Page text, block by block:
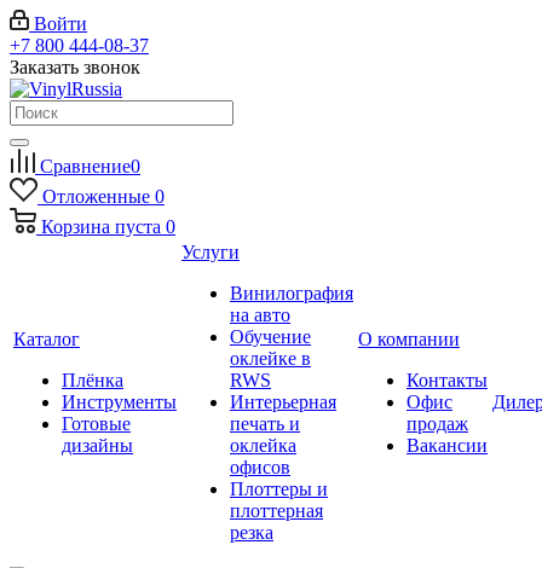
Войти
+7 800 444-08-37
Заказать звонок
Сравнение0
Отложенные 0
Корзина пуста 0
Каталог
Плёнка
Инструменты
Готовые
дизайны
Услуги
Винилография
на авто
Обучение
оклейке в
RWS
Интерьерная
печать и
оклейка
офисов
Плоттеры и
плоттерная
резка
О компании
Контакты
Офис
продаж
Вакансии